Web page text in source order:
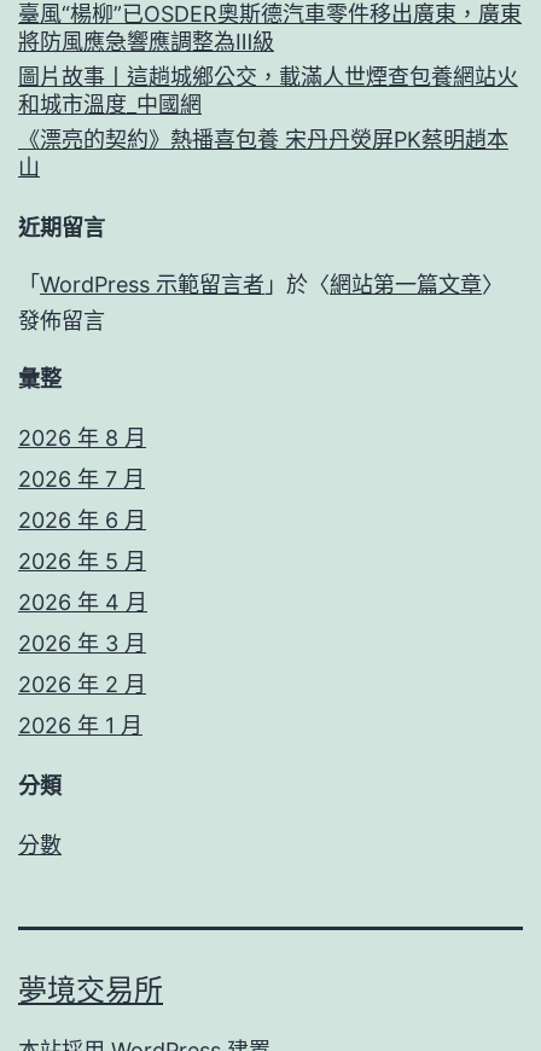
臺風“楊柳”已OSDER奧斯德汽車零件移出廣東，廣東
將防風應急響應調整為Ⅲ級
圖片故事丨這趟城鄉公交，載滿人世煙查包養網站火
和城市溫度_中國網
《漂亮的契約》熱播喜包養 宋丹丹熒屏PK蔡明趙本
山
近期留言
「 WordPress 示範留言者 」於〈網站第一篇文章〉
發佈留言
彙整
2026 年 8 月
2026 年 7 月
2026 年 6 月
2026 年 5 月
2026 年 4 月
2026 年 3 月
2026 年 2 月
2026 年 1 月
分類
分數
夢境交易所